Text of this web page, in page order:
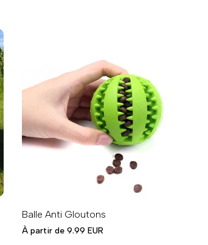
Balle Anti Gloutons
Prix
en
À partir de 9.99 EUR